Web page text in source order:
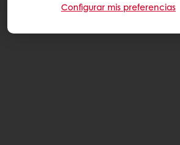
Configurar mis preferencias